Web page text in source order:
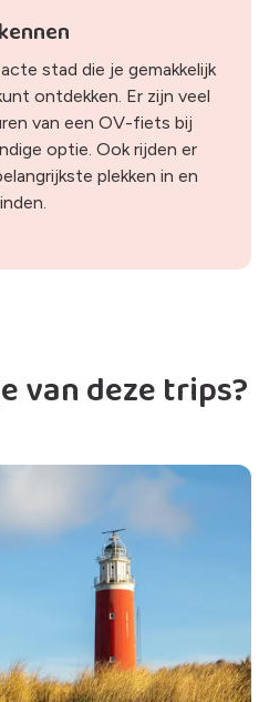
stad die je gemakkelijk
ontdekken. Er zijn veel
van een OV-fiets bij
optie. Ook rijden er
plekken in en
van deze trips?